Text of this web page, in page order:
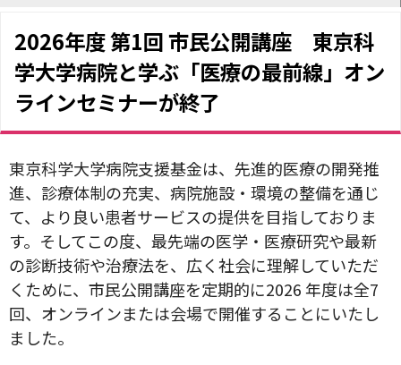
2026年度 第1回 市民公開講座 東京科
学大学病院と学ぶ「医療の最前線」オン
ラインセミナーが終了
東京科学大学病院支援基金は、先進的医療の開発推
進、診療体制の充実、病院施設・環境の整備を通じ
て、より良い患者サービスの提供を目指しておりま
す。そしてこの度、最先端の医学・医療研究や最新
の診断技術や治療法を、広く社会に理解していただ
くために、市民公開講座を定期的に2026 年度は全7
回、オンラインまたは会場で開催することにいたし
ました。